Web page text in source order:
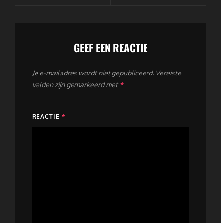
GEEF EEN REACTIE
Je e-mailadres wordt niet gepubliceerd. Vereiste
velden zijn gemarkeerd met *
REACTIE *